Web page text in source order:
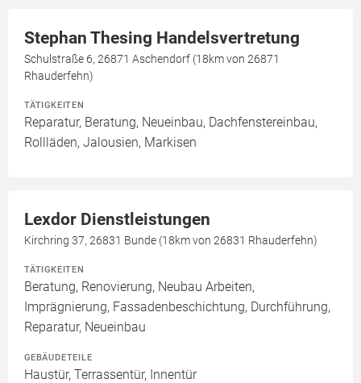
Stephan Thesing Handelsvertretung
Schulstraße 6, 26871 Aschendorf (18km von 26871
Rhauderfehn)
TÄTIGKEITEN
Reparatur, Beratung, Neueinbau, Dachfenstereinbau,
Rollläden, Jalousien, Markisen
Lexdor Dienstleistungen
Kirchring 37, 26831 Bunde (18km von 26831 Rhauderfehn)
TÄTIGKEITEN
Beratung, Renovierung, Neubau Arbeiten,
Imprägnierung, Fassadenbeschichtung, Durchführung,
Reparatur, Neueinbau
GEBÄUDETEILE
Haustür, Terrassentür, Innentür